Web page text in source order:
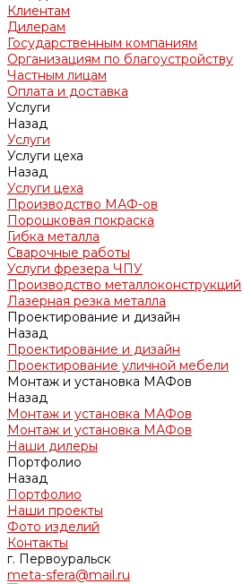
Клиентам
Дилерам
Государственным компаниям
Организациям по благоустройству
Частным лицам
Оплата и доставка
Услуги
Назад
Услуги
Услуги цеха
Назад
Услуги цеха
Производство МАФ-ов
Порошковая покраска
Гибка металла
Сварочные работы
Услуги фрезера ЧПУ
Производство металлоконструкций
Лазерная резка металла
Проектирование и дизайн
Назад
Проектирование и дизайн
Проектирование уличной мебели
Монтаж и установка МАФов
Назад
Монтаж и установка МАФов
Монтаж и установка МАФов
Наши дилеры
Портфолио
Назад
Портфолио
Наши проекты
Фото изделий
Контакты
г. Первоуральск
meta-sfera@mail.ru